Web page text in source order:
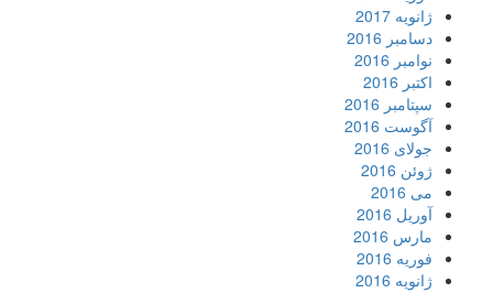
ژانویه 2017
دسامبر 2016
نوامبر 2016
اکتبر 2016
سپتامبر 2016
آگوست 2016
جولای 2016
ژوئن 2016
می 2016
آوریل 2016
مارس 2016
فوریه 2016
ژانویه 2016